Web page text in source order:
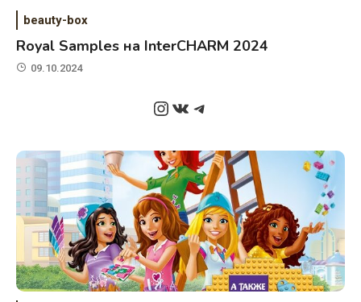
beauty-box
Royal Samples на InterCHARM 2024
09.10.2024
Instagram
ВКонтакте
Telegram